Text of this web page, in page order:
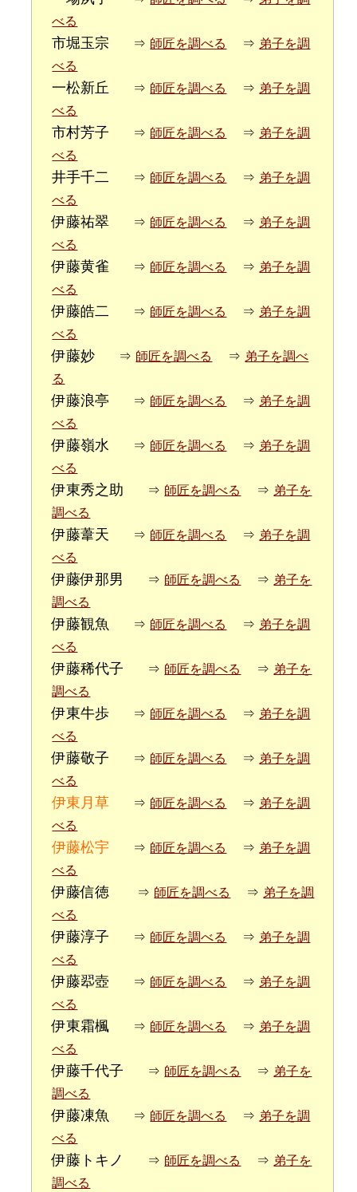
べる
市堀玉宗 ⇒ 師匠を調べる ⇒ 弟子を調
べる
一松新丘 ⇒ 師匠を調べる ⇒ 弟子を調
べる
市村芳子 ⇒ 師匠を調べる ⇒ 弟子を調
べる
井手千二 ⇒ 師匠を調べる ⇒ 弟子を調
べる
伊藤祐翠 ⇒ 師匠を調べる ⇒ 弟子を調
べる
伊藤黄雀 ⇒ 師匠を調べる ⇒ 弟子を調
べる
伊藤皓二 ⇒ 師匠を調べる ⇒ 弟子を調
べる
伊藤妙 ⇒ 師匠を調べる ⇒ 弟子を調べ
る
伊藤浪亭 ⇒ 師匠を調べる ⇒ 弟子を調
べる
伊藤嶺水 ⇒ 師匠を調べる ⇒ 弟子を調
べる
伊東秀之助 ⇒ 師匠を調べる ⇒ 弟子を
調べる
伊藤葦天 ⇒ 師匠を調べる ⇒ 弟子を調
べる
伊藤伊那男 ⇒ 師匠を調べる ⇒ 弟子を
調べる
伊藤観魚 ⇒ 師匠を調べる ⇒ 弟子を調
べる
伊藤稀代子 ⇒ 師匠を調べる ⇒ 弟子を
調べる
伊東牛歩 ⇒ 師匠を調べる ⇒ 弟子を調
べる
伊藤敬子 ⇒ 師匠を調べる ⇒ 弟子を調
べる
伊東月草 ⇒ 師匠を調べる ⇒ 弟子を調
べる
伊藤松宇 ⇒ 師匠を調べる ⇒ 弟子を調
べる
伊藤信徳 ⇒ 師匠を調べる ⇒ 弟子を調
べる
伊藤淳子 ⇒ 師匠を調べる ⇒ 弟子を調
べる
伊藤翆壺 ⇒ 師匠を調べる ⇒ 弟子を調
べる
伊東霜楓 ⇒ 師匠を調べる ⇒ 弟子を調
べる
伊藤千代子 ⇒ 師匠を調べる ⇒ 弟子を
調べる
伊藤凍魚 ⇒ 師匠を調べる ⇒ 弟子を調
べる
伊藤トキノ ⇒ 師匠を調べる ⇒ 弟子を
調べる